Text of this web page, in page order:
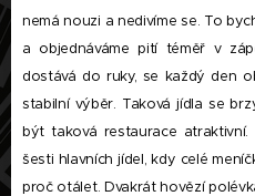
nemá nouzi a nedivíme se. To
a objednáváme pití téměř v
dostává do ruky, se každý den
stabilní výběr. Taková jídla se
být taková restaurace
šesti hlavních jídel, kdy celé
proč otálet. Dvakrát hovězí